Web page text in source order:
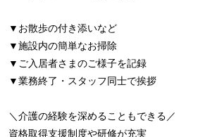
▼お散歩の付き添いなど
▼施設内の簡単なお掃除
▼ご入居者さまのご様子を記録
▼業務終了・スタッフ同士で挨拶
＼介護の経験を深めることもできる／
資格取得支援制度や研修が充実